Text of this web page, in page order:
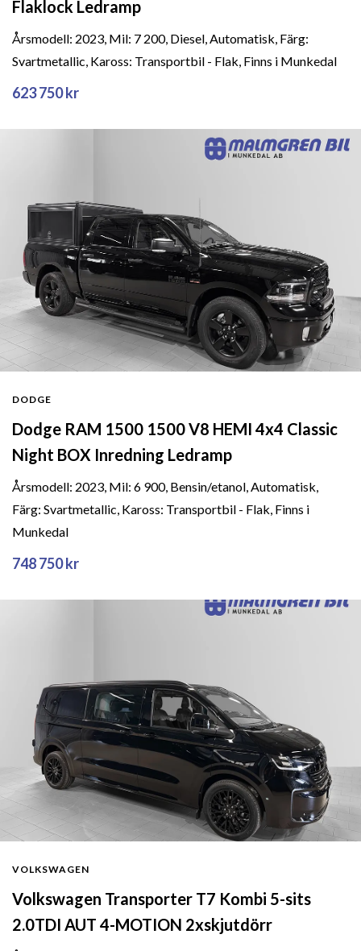
Flaklock Ledramp
Årsmodell: 2023, Mil: 7 200, Diesel, Automatisk, Färg:
Svartmetallic, Kaross: Transportbil - Flak, Finns i Munkedal
623 750 kr
DODGE
Dodge RAM 1500 1500 V8 HEMI 4x4 Classic
Night BOX Inredning Ledramp
Årsmodell: 2023, Mil: 6 900, Bensin/etanol, Automatisk,
Färg: Svartmetallic, Kaross: Transportbil - Flak, Finns i
Munkedal
748 750 kr
VOLKSWAGEN
Volkswagen Transporter T7 Kombi 5-sits
2.0TDI AUT 4-MOTION 2xskjutdörr